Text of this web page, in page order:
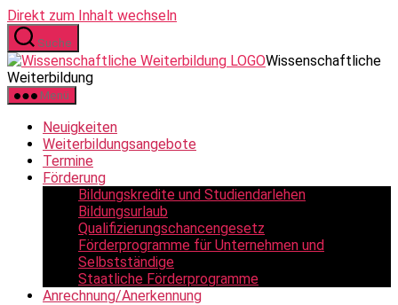
Direkt zum Inhalt wechseln
Suche
Wissenschaftliche
Weiterbildung
Menü
Neuigkeiten
Weiterbildungsangebote
Termine
Förderung
Bildungskredite und Studiendarlehen
Bildungsurlaub
Qualifizierungschancengesetz
Förderprogramme für Unternehmen und
Selbstständige
Staatliche Förderprogramme
Anrechnung/Anerkennung